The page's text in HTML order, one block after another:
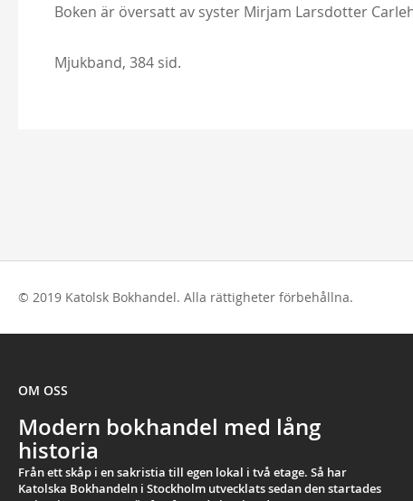
Boken är översatt av syster Mirjam Larsdotter
Mjukband, 384 sid.
© 2019 Katolsk Bokhandel. Alla rättigheter förbehållna.
OM OSS
Modern bokhandel med lång
historia
Från ett skåp i en sakristia till egen lokal i två etage. Så har
Katolska Bokhandeln i Stockholm utvecklats sedan den startades